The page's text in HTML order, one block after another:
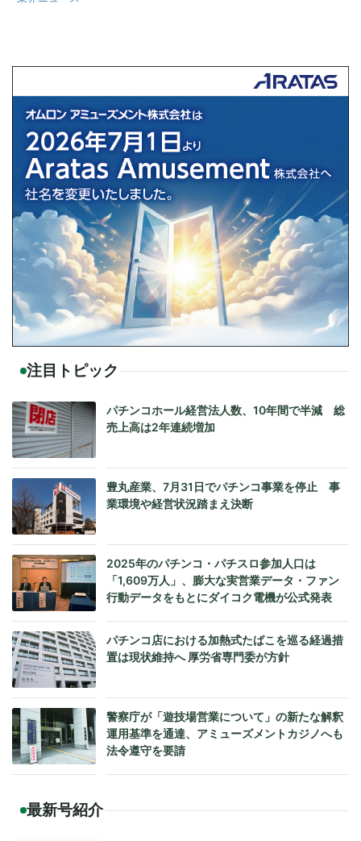
注目トピック
パチンコホール経営法人数、10年間で半減 総
売上高は2年連続増加
豊丸産業、7月31日でパチンコ事業を停止 事
業環境や経営状況踏まえ決断
2025年のパチンコ・パチスロ参加人口は
「1,609万人」、膨大な実営業データ・ファン
行動データをもとにダイコク電機が公式発表
パチンコ店における加熱式たばこを巡る経過措
置は現状維持へ 厚労省専門委が方針
警察庁が「遊技場営業について」の新たな解釈
運用基準を通達、アミューズメントカジノへも
法令遵守を要請
最新号紹介